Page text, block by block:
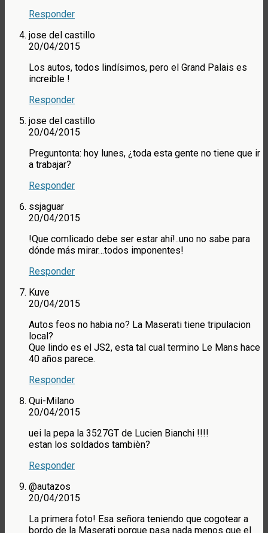
Responder
jose del castillo
20/04/2015
Los autos, todos lindísimos, pero el Grand Palais es
increible !
Responder
jose del castillo
20/04/2015
Preguntonta: hoy lunes, ¿toda esta gente no tiene que ir
a trabajar?
Responder
ssjaguar
20/04/2015
!Que comlicado debe ser estar ahí!..uno no sabe para
dónde más mirar…todos imponentes!
Responder
Kuve
20/04/2015
Autos feos no habia no? La Maserati tiene tripulacion
local?
Que lindo es el JS2, esta tal cual termino Le Mans hace
40 años parece.
Responder
Qui-Milano
20/04/2015
uei la pepa la 3527GT de Lucien Bianchi !!!!
estan los soldados tambièn?
Responder
@autazos
20/04/2015
La primera foto! Esa señora teniendo que cogotear a
bordo de la Maserati porque pasa nada menos que el